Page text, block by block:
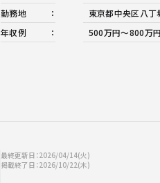
勤務地
東京都中央区八丁
年収例
500万円〜800万円
最終更新日：2026/04/14(火)
掲載終了日：2026/10/22(木)